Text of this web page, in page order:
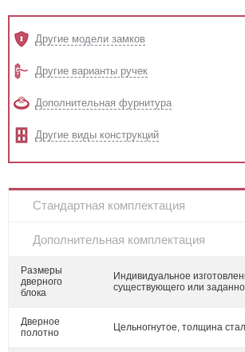
Другие модели замков
Другие варианты ручек
Дополнительная фурнитура
Другие виды конструкций
Стандартная комплектация
Дополнительная комплектация
Размеры
дверного
блока
Индивидуальное
существующего или
Дверное
полотно
Цельногнутое, толщина